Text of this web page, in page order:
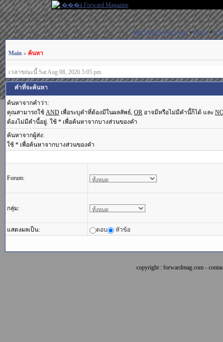
สมัครสมาชิก(Register)•ค้นหา•ช่ว
Main » ค้นหา
เวลาขณะนี้ Sat Aug 08, 2026 5:05 pm
คำที่จะค้นหา
ค้นหาจากคำว่า:
คุณสามารถใช้ AND เพื่อระบุคำที่ต้องมีในผลลัพธ์, OR อาจมีหรือไม่มีคำนี้ก็ได้ และ
ต้องไม่มีคำนี้อยู่. ใช้ * เพื่อค้นหาจากบางส่วนของคำ
ค้นหาจากผู้ส่ง:
ใช้ * เพื่อค้นหาจากบางส่วนของคำ
Forum:
กลุ่ม:
แสดงผลเป็น: ตอบ หัวข้อ
copyright : forwardmag.com -